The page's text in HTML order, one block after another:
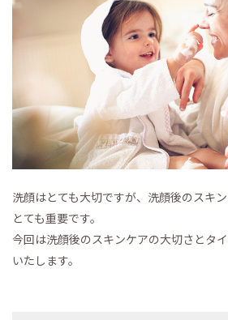
洗顔はとても大切ですが、洗顔後のスキ
とても重要です。
今回は洗顔後のスキンケアの大切さとタ
いたします。